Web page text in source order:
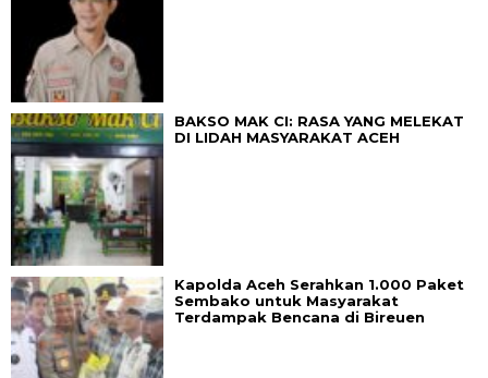
BAKSO MAK CI: RASA YANG MELEKAT
DI LIDAH MASYARAKAT ACEH
Kapolda Aceh Serahkan 1.000 Paket
Sembako untuk Masyarakat
Terdampak Bencana di Bireuen